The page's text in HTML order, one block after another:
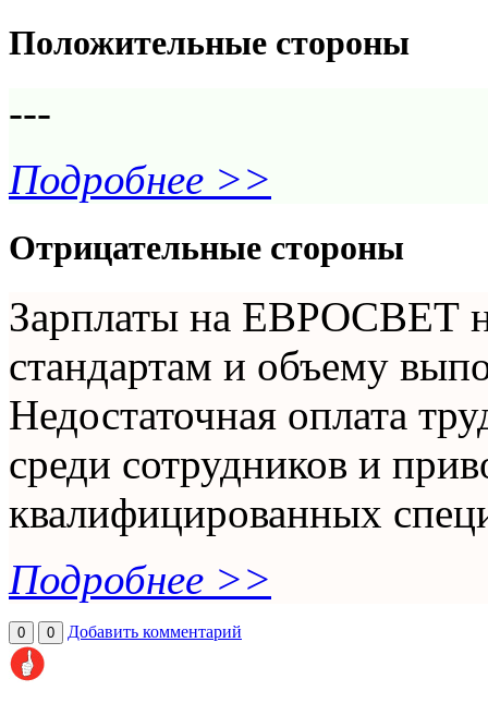
Положительные стороны
---
Подробнее >>
Отрицательные стороны
Зарплаты на ЕВРОСВЕТ
стандартам и объему
Недостаточная оплата
среди сотрудников и
квалифицированных
Подробнее >>
0 0 Добавить комментарий